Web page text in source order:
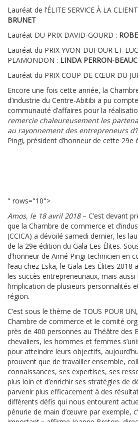
Lauréat de l’ÉLITE SERVICE À LA
BRUNET
Lauréat DU PRIX DAVID-GOURD :
Lauréat du PRIX YVON-DUFOUR ET
PLAMONDON : LINDA PERRON-
Lauréat du PRIX COUP DE CŒUR DU
Encore une fois cette année, la
d’industrie du Centre-Abitibi a pu
communauté d’affaires pour la
remercie chaleureusement les
au rayonnement des entrepreneurs
Pingi, président d’honneur de cette 29e
" rows="10">
Amos, le 18 avril 2018– C’est devant
que la Chambre de commerce et
(CCICA) a dévoilé samedi dernier, les
de la 29e édition du Gala Les Élites.
d’honneur de Aimé Pingi technicien en
l’eau chez Eska, le Gala Les Élites
les succès entrepreneuriaux, mais
l’implication de plusieurs personnalités
région.
C’est sous le thème de TOUS POUR
Chambre de commerce et le comité
près de 400 personnes au Théâtre des
chevaliers, les hommes et femmes
pour atteindre leurs objectifs,
prouvent que de travailler ensemble,
connaissances, ses expertises, ses
plus loin et d’enrichir ses stratégies de
parvenir plus efficacement à des
différents défis qui nous entourent
pénurie de main d’œuvre par exemple,